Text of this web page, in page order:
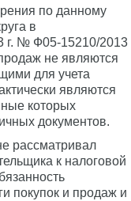
по данному
в
г. № Ф05-15210/2013
не являются
для учета
являются
которых
документов.
рассматривал
к налоговой
покупок и продаж и